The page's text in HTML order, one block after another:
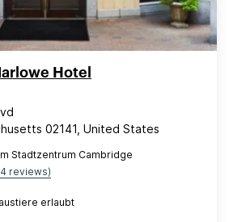
Hotel
02141, United States
Stadtzentrum Cambridge
reviews)
erlaubt